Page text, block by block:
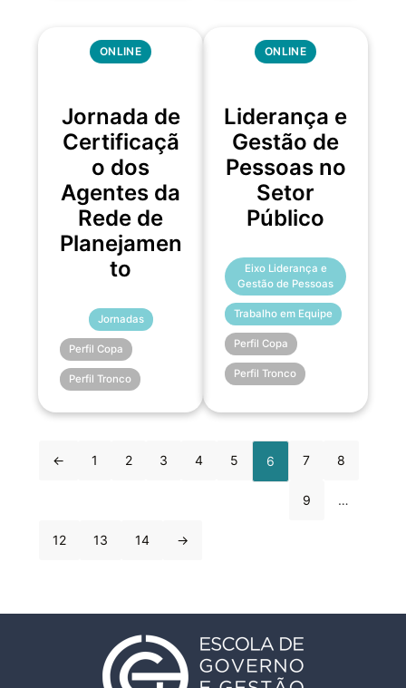
ONLINE
Jornada de
Certificaçã
o dos
Agentes da
Rede de
Planejamen
to
Jornadas
Perfil Copa
Perfil Tronco
ONLINE
Liderança e
Gestão de
Pessoas no
Setor
Público
Eixo Liderança e
Gestão de Pessoas
Trabalho em Equipe
Perfil Copa
Perfil Tronco
← 1 2 3 4 5 6 7 8
9 …
12 13 14 →